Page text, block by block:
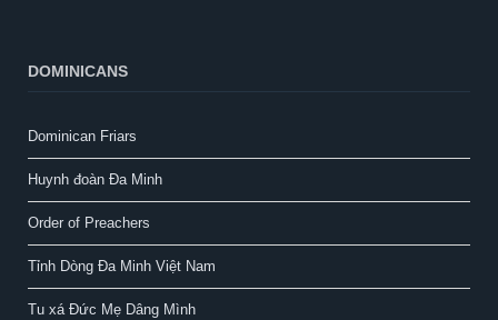
DOMINICANS
Dominican Friars
Huynh đoàn Đa Minh
Order of Preachers
Tỉnh Dòng Đa Minh Việt Nam
Tu xá Đức Mẹ Dâng Mình